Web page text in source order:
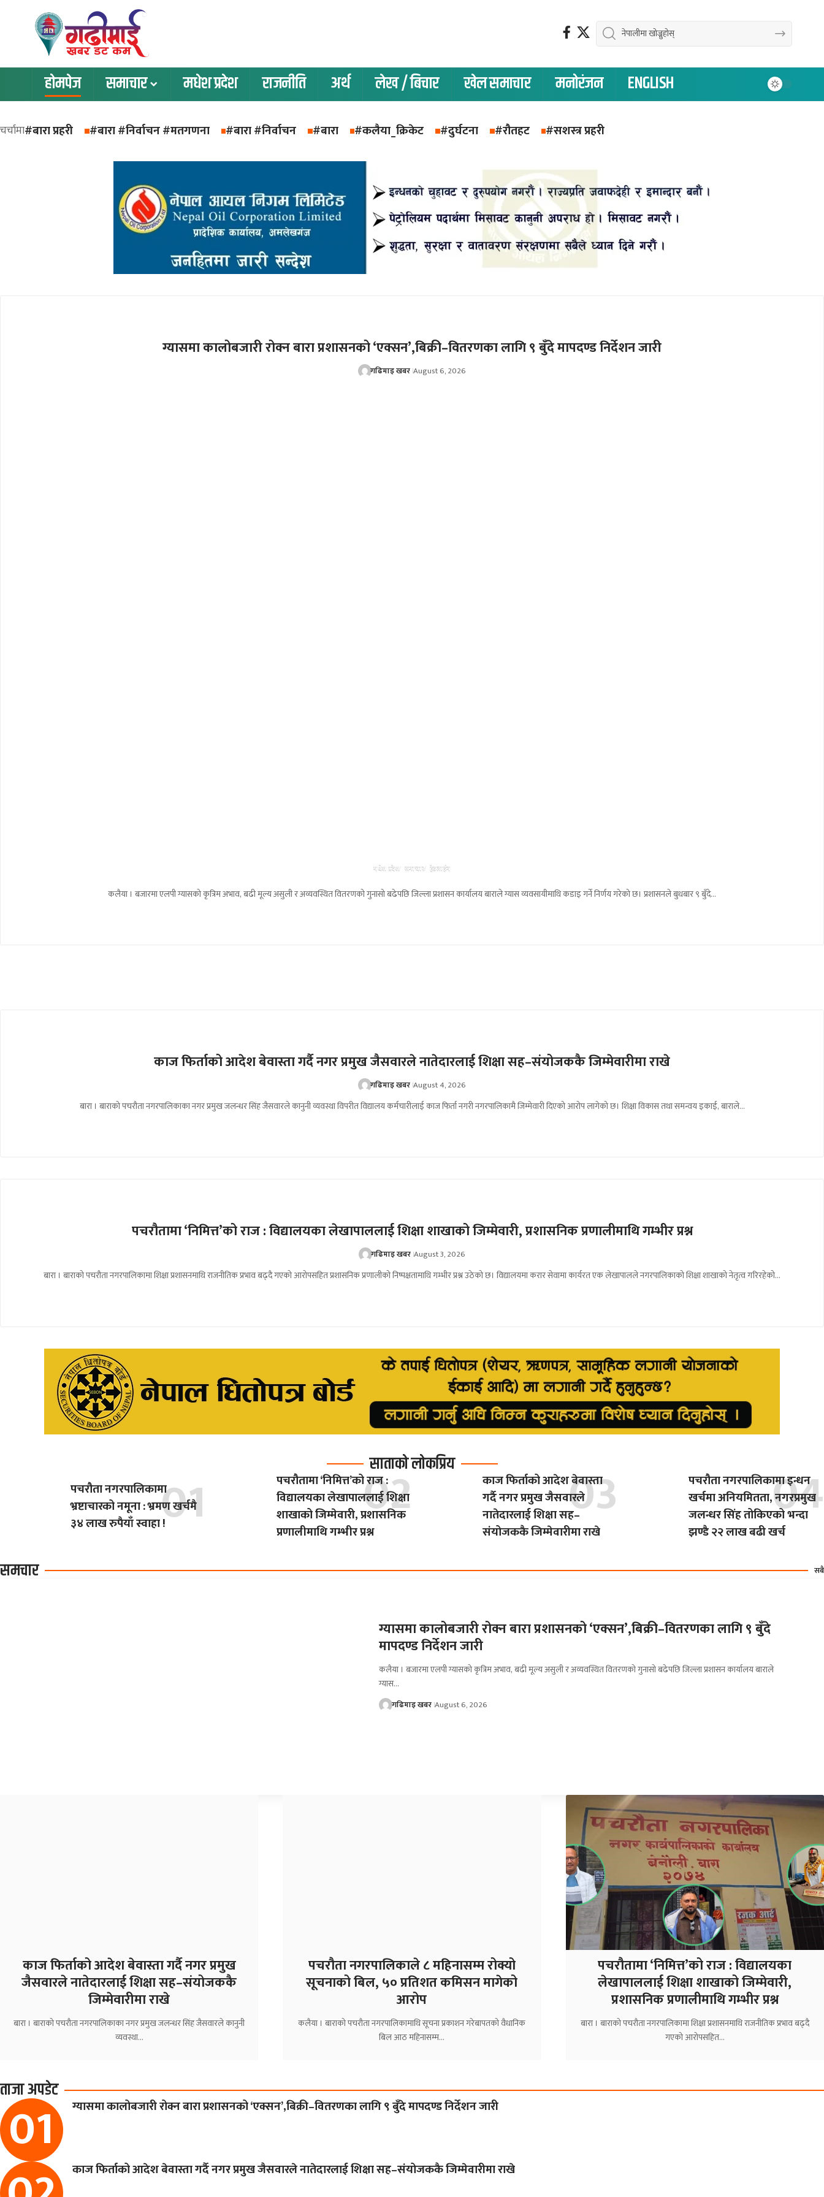
होमपेज समाचार मधेश प्रदेश राजनीति अर्थ लेख / बिचार खेल समाचार मनोरंजन ENGLISH
चर्चामा#बारा प्रहरी #बारा #निर्वाचन #मतगणना #बारा #निर्वाचन #बारा #कलैया_क्रिकेट #दुर्घटना #रौतहट #सशस्त्र प्रहरी
ग्यासमा कालोबजारी रोक्न बारा प्रशासनको ‘एक्सन’,बिक्री–वितरणका लागि ९ बुँदे मापदण्ड निर्देशन जारी
गढिमाइ खबर August 6, 2026
मधेश प्रदेश समाचार हेडलाईन
कलैया । बजारमा एलपी ग्यासको कृत्रिम अभाव, बढी मूल्य असुली र अव्यवस्थित वितरणको गुनासो बढेपछि जिल्ला प्रशासन कार्यालय बाराले ग्यास व्यवसायीमाथि कडाइ गर्ने निर्णय गरेको छ। प्रशासनले बुधबार ९ बुँदे…
काज फिर्ताको आदेश बेवास्ता गर्दै नगर प्रमुख जैसवारले नातेदारलाई शिक्षा सह–संयोजककै जिम्मेवारीमा राखे
गढिमाइ खबर August 4, 2026
बारा । बाराको पचरौता नगरपालिकाका नगर प्रमुख जलन्धर सिंह जैसवारले कानुनी व्यवस्था विपरीत विद्यालय कर्मचारीलाई काज फिर्ता नगरी नगरपालिकामै जिम्मेवारी दिएको आरोप लागेको छ। शिक्षा विकास तथा समन्वय इकाई, बाराले…
पचरौतामा ‘निमित्त’को राज : विद्यालयका लेखापाललाई शिक्षा शाखाको जिम्मेवारी, प्रशासनिक प्रणालीमाथि गम्भीर प्रश्न
गढिमाइ खबर August 3, 2026
बारा । बाराको पचरौता नगरपालिकामा शिक्षा प्रशासनमाथि राजनीतिक प्रभाव बढ्दै गएको आरोपसहित प्रशासनिक प्रणालीको निष्पक्षतामाथि गम्भीर प्रश्न उठेको छ। विद्यालयमा करार सेवामा कार्यरत एक लेखापालले नगरपालिकाको शिक्षा शाखाको नेतृत्व गरिरहेको…
साताको लोकप्रिय
पचरौता नगरपालिकामा
भ्रष्टाचारको नमूना : भ्रमण खर्चमै
३४ लाख रुपैयाँ स्वाहा !
पचरौतामा ‘निमित्त’को राज :
विद्यालयका लेखापाललाई शिक्षा
शाखाको जिम्मेवारी, प्रशासनिक
प्रणालीमाथि गम्भीर प्रश्न
काज फिर्ताको आदेश बेवास्ता
गर्दै नगर प्रमुख जैसवारले
नातेदारलाई शिक्षा सह–
संयोजककै जिम्मेवारीमा राखे
पचरौता नगरपालिकामा इन्धन
खर्चमा अनियमितता, नगरप्रमुख
जलन्धर सिंह तोकिएको भन्दा
झण्डै २२ लाख बढी खर्च
समचार सबै
ग्यासमा कालोबजारी रोक्न बारा प्रशासनको ‘एक्सन’,बिक्री–वितरणका लागि ९ बुँदे
मापदण्ड निर्देशन जारी
कलैया । बजारमा एलपी ग्यासको कृत्रिम अभाव, बढी मूल्य असुली र अव्यवस्थित वितरणको गुनासो बढेपछि जिल्ला प्रशासन कार्यालय बाराले
ग्यास…
गढिमाइ खबर August 6, 2026
काज फिर्ताको आदेश बेवास्ता गर्दै नगर प्रमुख
जैसवारले नातेदारलाई शिक्षा सह–संयोजककै
जिम्मेवारीमा राखे
बारा । बाराको पचरौता नगरपालिकाका नगर प्रमुख जलन्धर सिंह जैसवारले कानुनी
व्यवस्था…
पचरौता नगरपालिकाले ८ महिनासम्म रोक्यो
सूचनाको बिल, ५० प्रतिशत कमिसन मागेको
आरोप
‎कलैया । बाराको ‎पचरौता नगरपालिकामाथि सूचना प्रकाशन गरेबापतको वैधानिक
बिल आठ महिनासम्म…
पचरौतामा ‘निमित्त’को राज : विद्यालयका
लेखापाललाई शिक्षा शाखाको जिम्मेवारी,
प्रशासनिक प्रणालीमाथि गम्भीर प्रश्न
बारा । बाराको पचरौता नगरपालिकामा शिक्षा प्रशासनमाथि राजनीतिक प्रभाव बढ्दै
गएको आरोपसहित…
ताजा अपडेट
ग्यासमा कालोबजारी रोक्न बारा प्रशासनको ‘एक्सन’,बिक्री–वितरणका लागि ९ बुँदे मापदण्ड निर्देशन जारी
काज फिर्ताको आदेश बेवास्ता गर्दै नगर प्रमुख जैसवारले नातेदारलाई शिक्षा सह–संयोजककै जिम्मेवारीमा राखे